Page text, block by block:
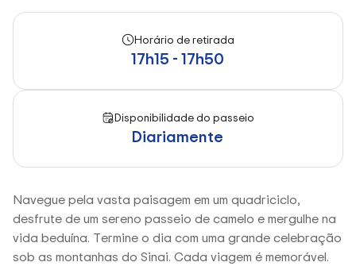
Horário de retirada
17h15 - 17h50
Disponibilidade do passeio
Diariamente
Navegue pela vasta paisagem em um quadriciclo,
desfrute de um sereno passeio de camelo e mergulhe na
vida beduína. Termine o dia com uma grande celebração
sob as montanhas do Sinai. Cada viagem é memorável.